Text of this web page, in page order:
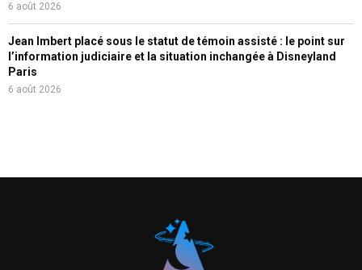
6 août 2026
Jean Imbert placé sous le statut de témoin assisté : le point sur
l’information judiciaire et la situation inchangée à Disneyland
Paris
6 août 2026